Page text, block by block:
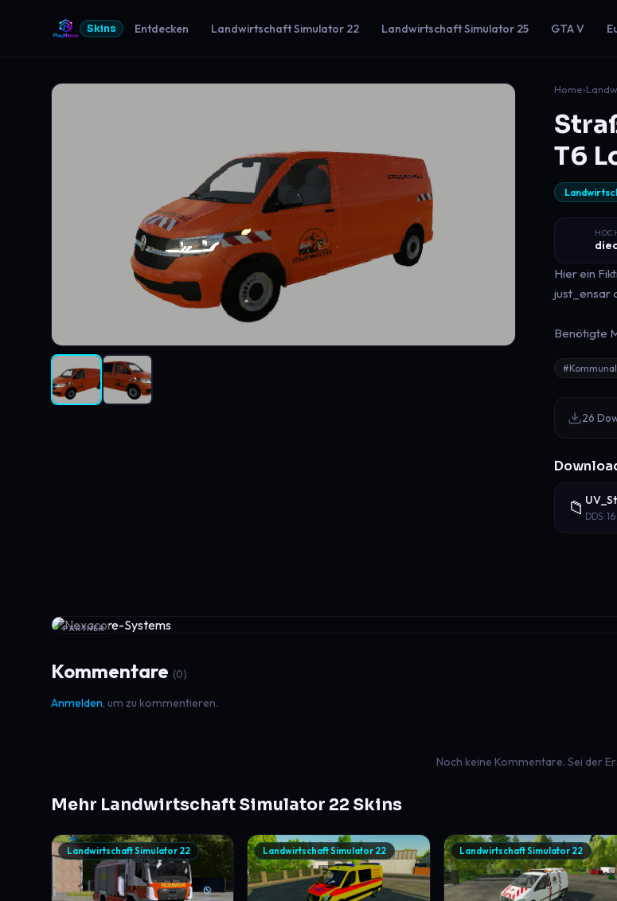
Skins Entdecken Landwirtschaft Simulator 22 Landwirtschaft Simulator 25 GTA V
Home›
T6
Hier ein
just_ensar
Benötigte
26
📁 DDS ·
PARTNER
Kommentare (0)
Anmelden, um zu kommentieren.
Noch keine Kommentare. Sei der
Mehr Landwirtschaft Simulator 22 Skins
Landwirtschaft Simulator 22 Landwirtschaft Simulator 22 Landwirtschaft Simulator 22